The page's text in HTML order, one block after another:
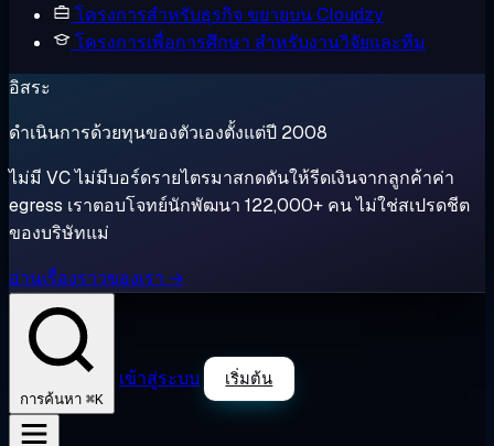
โครงการสำหรับธุรกิจ ขยายบน Cloudzy
โครงการเพื่อการศึกษา สำหรับงานวิจัยและทีม
อิสระ
ดำเนินการด้วยทุนของตัวเองตั้งแต่ปี 2008
ไม่มี VC ไม่มีบอร์ดรายไตรมาสกดดันให้รีดเงินจากลูกค้าค่า
egress เราตอบโจทย์นักพัฒนา 122,000+ คน ไม่ใช่สเปรดชีต
ของบริษัทแม่
อ่านเรื่องราวของเรา →
การค้นหา ⌘K
เข้าสู่ระบบ เริ่มต้น